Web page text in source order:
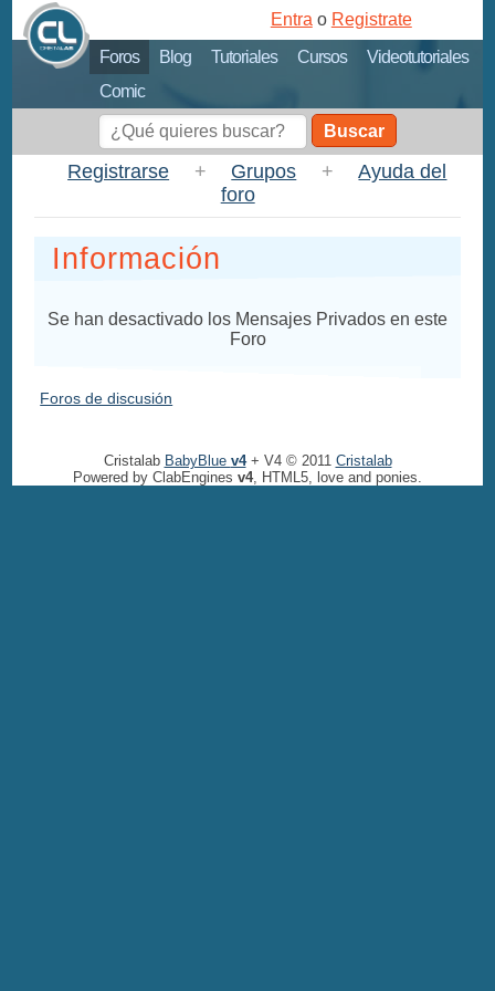
Foros Blog Tutoriales Cursos
Videotutoriales
Comic
Entra o Registrate
Buscar
Registrarse + Grupos +
Ayuda del
foro
Información
Se han desactivado los Mensajes Privados en este
Foro
Foros de discusión
Cristalab BabyBlue v4+ V4 © 2011 Cristalab
Powered by ClabEngines v4, HTML5, love and ponies.